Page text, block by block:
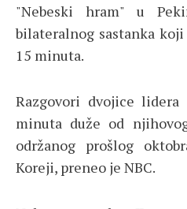
"Nebeski hram" u
bilateralnog sastanka
15 minuta.
Razgovori dvojice
minuta duže od
održanog prošlog
Koreji, preneo je NBC.